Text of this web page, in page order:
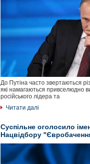
До Путіна часто звертаються
які намагаються привселюдно
російського лідера та
Читати далі
Суспільне оголосило
Нацвідбору